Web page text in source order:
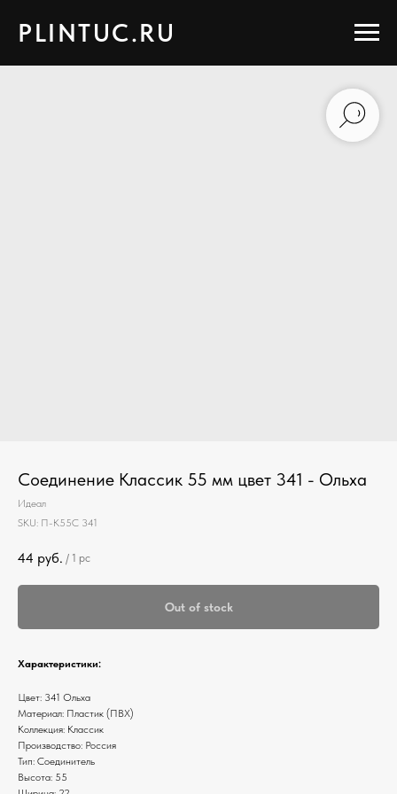
PLINTUC.RU
Соединение Классик 55 мм цвет 341 - Ольха
Идеал
SKU: П-К55С 341
44 руб. / 1 pc
Out of stock
Характеристики:
Цвет: 341 Ольха
Материал: Пластик (ПВХ)
Коллекция: Классик
Производство: Россия
Тип: Соединитель
Высота: 55